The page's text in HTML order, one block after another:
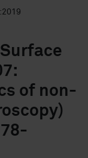
of non-